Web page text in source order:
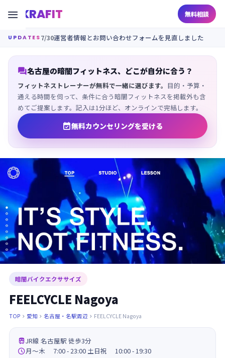
KRAFIT 無料相談

UPDATES 7/30運営者情報とお問い合わせフォームを見直しました
名古屋の暗闇フィットネス、どこが自分に合う？
フィットネストレーナーが無料で一緒に選びます。 目的・予算・
通える時間を伺って、条件に合う暗闇フィットネスを掲載外も含
めてご提案します。記入は1分ほど、オンラインで完結します。
無料カウンセリングを受ける
暗闇バイクエクササイズ
FEELCYCLE Nagoya
TOP  愛知  名古屋・名駅周辺  FEELCYCLE Nagoya
JR線 名古屋駅 徒歩3分
月～木 7:00 - 23:00 土日祝 10:00 - 19:30